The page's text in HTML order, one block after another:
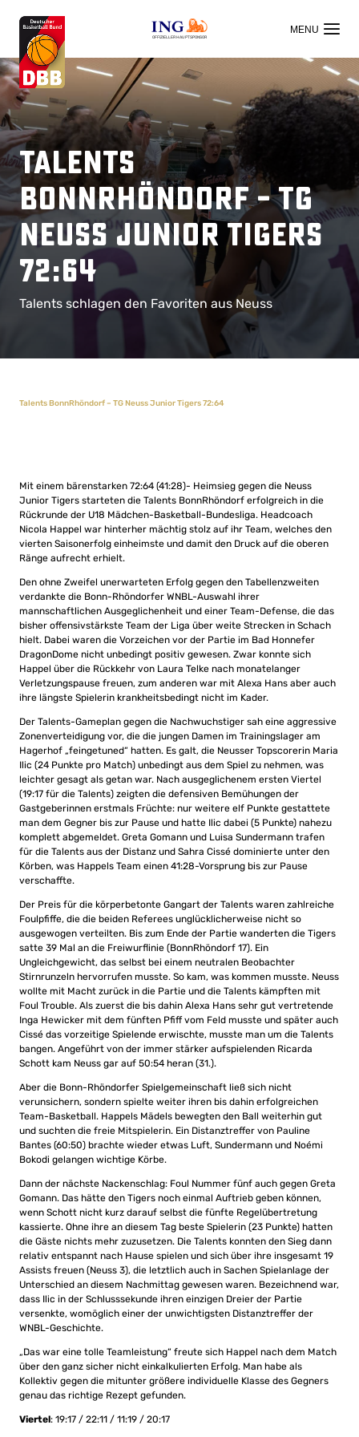
OFFIZIELLER HAUPTSPONSOR
Talents
BonnRhöndorf – TG
Neuss Junior Tigers
72:64
Talents schlagen den Favoriten aus Neuss
Talents BonnRhöndorf – TG Neuss Junior Tigers 72:64
Mit einem bärenstarken 72:64 (41:28)- Heimsieg gegen die Neuss
Junior Tigers starteten die Talents BonnRhöndorf erfolgreich in die
Rückrunde der U18 Mädchen-Basketball-Bundesliga. Headcoach
Nicola Happel war hinterher mächtig stolz auf ihr Team, welches den
vierten Saisonerfolg einheimste und damit den Druck auf die oberen
Ränge aufrecht erhielt.
Den ohne Zweifel unerwarteten Erfolg gegen den Tabellenzweiten
verdankte die Bonn-Rhöndorfer WNBL-Auswahl ihrer
mannschaftlichen Ausgeglichenheit und einer Team-Defense, die das
bisher offensivstärkste Team der Liga über weite Strecken in Schach
hielt. Dabei waren die Vorzeichen vor der Partie im Bad Honnefer
DragonDome nicht unbedingt positiv gewesen. Zwar konnte sich
Happel über die Rückkehr von Laura Telke nach monatelanger
Verletzungspause freuen, zum anderen war mit Alexa Hans aber auch
ihre längste Spielerin krankheitsbedingt nicht im Kader.
Der Talents-Gameplan gegen die Nachwuchstiger sah eine aggressive
Zonenverteidigung vor, die die jungen Damen im Trainingslager am
Hagerhof „feingetuned“ hatten. Es galt, die Neusser Topscorerin Maria
Ilic (24 Punkte pro Match) unbedingt aus dem Spiel zu nehmen, was
leichter gesagt als getan war. Nach ausgeglichenem ersten Viertel
(19:17 für die Talents) zeigten die defensiven Bemühungen der
Gastgeberinnen erstmals Früchte: nur weitere elf Punkte gestattete
man dem Gegner bis zur Pause und hatte Ilic dabei (5 Punkte) nahezu
komplett abgemeldet. Greta Gomann und Luisa Sundermann trafen
für die Talents aus der Distanz und Sahra Cissé dominierte unter den
Körben, was Happels Team einen 41:28-Vorsprung bis zur Pause
verschaffte.
Der Preis für die körperbetonte Gangart der Talents waren zahlreiche
Foulpfiffe, die die beiden Referees unglücklicherweise nicht so
ausgewogen verteilten. Bis zum Ende der Partie wanderten die Tigers
satte 39 Mal an die Freiwurflinie (BonnRhöndorf 17). Ein
Ungleichgewicht, das selbst bei einem neutralen Beobachter
Stirnrunzeln hervorrufen musste. So kam, was kommen musste. Neuss
wollte mit Macht zurück in die Partie und die Talents kämpften mit
Foul Trouble. Als zuerst die bis dahin Alexa Hans sehr gut vertretende
Inga Hewicker mit dem fünften Pfiff vom Feld musste und später auch
Cissé das vorzeitige Spielende erwischte, musste man um die Talents
bangen. Angeführt von der immer stärker aufspielenden Ricarda
Schott kam Neuss gar auf 50:54 heran (31.).
Aber die Bonn-Rhöndorfer Spielgemeinschaft ließ sich nicht
verunsichern, sondern spielte weiter ihren bis dahin erfolgreichen
Team-Basketball. Happels Mädels bewegten den Ball weiterhin gut
und suchten die freie Mitspielerin. Ein Distanztreffer von Pauline
Bantes (60:50) brachte wieder etwas Luft, Sundermann und Noémi
Bokodi gelangen wichtige Körbe.
Dann der nächste Nackenschlag: Foul Nummer fünf auch gegen Greta
Gomann. Das hätte den Tigers noch einmal Auftrieb geben können,
wenn Schott nicht kurz darauf selbst die fünfte Regelübertretung
kassierte. Ohne ihre an diesem Tag beste Spielerin (23 Punkte) hatten
die Gäste nichts mehr zuzusetzen. Die Talents konnten den Sieg dann
relativ entspannt nach Hause spielen und sich über ihre insgesamt 19
Assists freuen (Neuss 3), die letztlich auch in Sachen Spielanlage der
Unterschied an diesem Nachmittag gewesen waren. Bezeichnend war,
dass Ilic in der Schlusssekunde ihren einzigen Dreier der Partie
versenkte, womöglich einer der unwichtigsten Distanztreffer der
WNBL-Geschichte.
„Das war eine tolle Teamleistung“ freute sich Happel nach dem Match
über den ganz sicher nicht einkalkulierten Erfolg. Man habe als
Kollektiv gegen die mitunter größere individuelle Klasse des Gegners
genau das richtige Rezept gefunden.
Viertel: 19:17 / 22:11 / 11:19 / 20:17